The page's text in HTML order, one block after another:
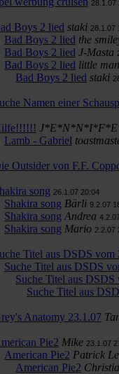
28.1.07
Boys 2 lied staki 28.1.07
Bad Boys 2 lied the
Bad Boys 2 lied J-Masta
Bad Boys 2 lied little man
Bad Boys 2 lied staki
Namen einer
Lamb - Gabriel
Outsider von F.F.
song 26.1.07 20:04
Shakira song Bärli 9.2.07
Shakira song Andrea
Shakira song Mario 2.2.07
Titel aus DSDS vom
Suche Titel aus DSDS
Suche Titel aus DSDS
Suche Titel aus
Anatomy 23.1.07
Pie2 Mike 23.1.07
American Pie2 Patrick
American Pie2